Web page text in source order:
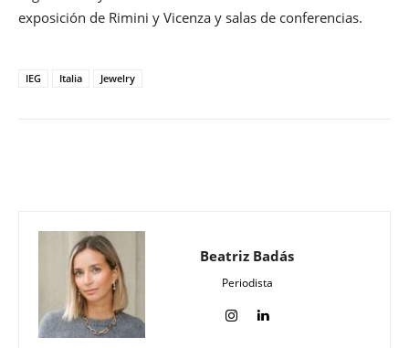
exposición de Rimini y Vicenza y salas de conferencias.
IEG Italia Jewelry
Beatriz Badás
Periodista